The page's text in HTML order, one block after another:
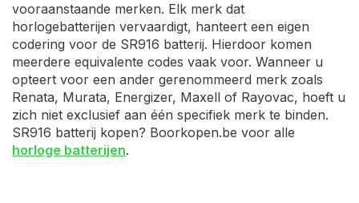
vooraanstaande merken. Elk merk dat
horlogebatterijen vervaardigt, hanteert een eigen
codering voor de SR916 batterij. Hierdoor komen
meerdere equivalente codes vaak voor. Wanneer u
opteert voor een ander gerenommeerd merk zoals
Renata, Murata, Energizer, Maxell of Rayovac, hoeft u
zich niet exclusief aan één specifiek merk te binden.
SR916 batterij kopen? Boorkopen.be voor alle
horloge batterijen.